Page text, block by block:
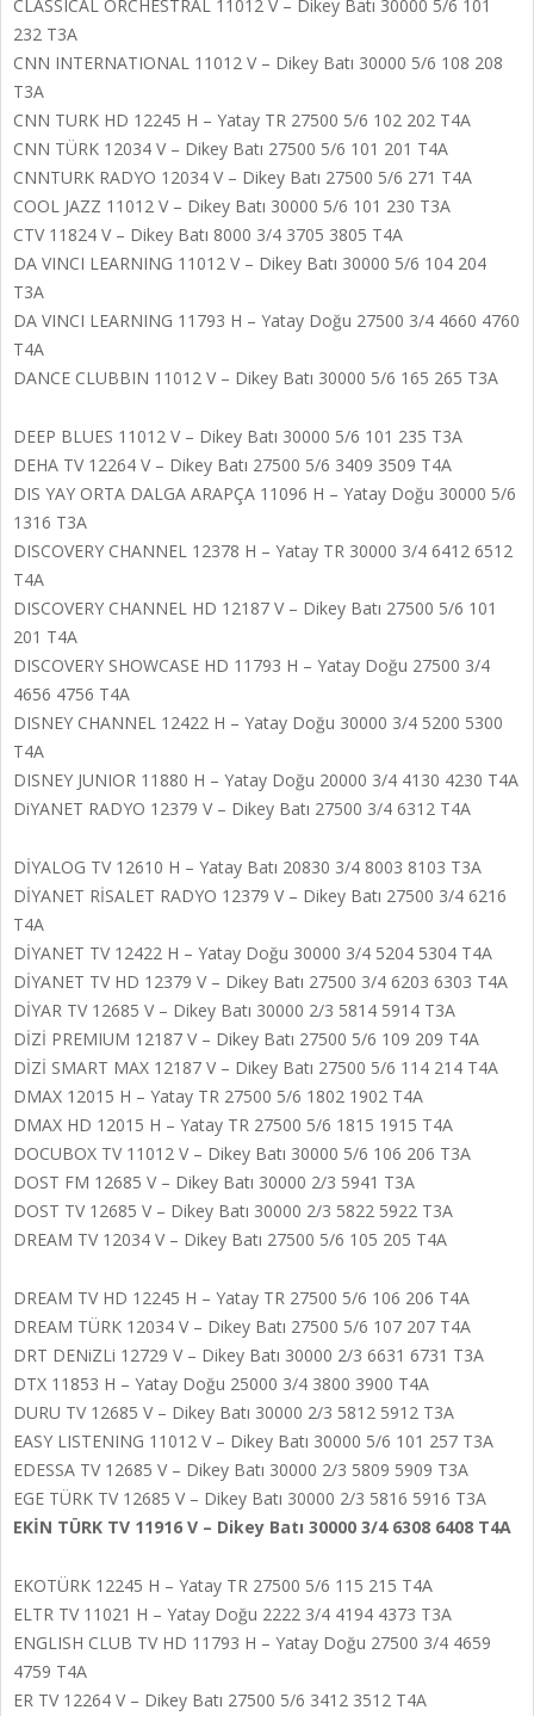
CLASSICAL ORCHESTRAL 11012 V – Dikey Batı 30000 5/6 101
232 T3A
CNN INTERNATIONAL 11012 V – Dikey Batı 30000 5/6 108 208
T3A
CNN TURK HD 12245 H – Yatay TR 27500 5/6 102 202 T4A
CNN TÜRK 12034 V – Dikey Batı 27500 5/6 101 201 T4A
CNNTURK RADYO 12034 V – Dikey Batı 27500 5/6 271 T4A
COOL JAZZ 11012 V – Dikey Batı 30000 5/6 101 230 T3A
CTV 11824 V – Dikey Batı 8000 3/4 3705 3805 T4A
DA VINCI LEARNING 11012 V – Dikey Batı 30000 5/6 104 204
T3A
DA VINCI LEARNING 11793 H – Yatay Doğu 27500 3/4 4660 4760
T4A
DANCE CLUBBIN 11012 V – Dikey Batı 30000 5/6 165 265 T3A
DEEP BLUES 11012 V – Dikey Batı 30000 5/6 101 235 T3A
DEHA TV 12264 V – Dikey Batı 27500 5/6 3409 3509 T4A
DIS YAY ORTA DALGA ARAPÇA 11096 H – Yatay Doğu 30000 5/6
1316 T3A
DISCOVERY CHANNEL 12378 H – Yatay TR 30000 3/4 6412 6512
T4A
DISCOVERY CHANNEL HD 12187 V – Dikey Batı 27500 5/6 101
201 T4A
DISCOVERY SHOWCASE HD 11793 H – Yatay Doğu 27500 3/4
4656 4756 T4A
DISNEY CHANNEL 12422 H – Yatay Doğu 30000 3/4 5200 5300
T4A
DISNEY JUNIOR 11880 H – Yatay Doğu 20000 3/4 4130 4230 T4A
DiYANET RADYO 12379 V – Dikey Batı 27500 3/4 6312 T4A
DİYALOG TV 12610 H – Yatay Batı 20830 3/4 8003 8103 T3A
DİYANET RİSALET RADYO 12379 V – Dikey Batı 27500 3/4 6216
T4A
DİYANET TV 12422 H – Yatay Doğu 30000 3/4 5204 5304 T4A
DİYANET TV HD 12379 V – Dikey Batı 27500 3/4 6203 6303 T4A
DİYAR TV 12685 V – Dikey Batı 30000 2/3 5814 5914 T3A
DİZİ PREMIUM 12187 V – Dikey Batı 27500 5/6 109 209 T4A
DİZİ SMART MAX 12187 V – Dikey Batı 27500 5/6 114 214 T4A
DMAX 12015 H – Yatay TR 27500 5/6 1802 1902 T4A
DMAX HD 12015 H – Yatay TR 27500 5/6 1815 1915 T4A
DOCUBOX TV 11012 V – Dikey Batı 30000 5/6 106 206 T3A
DOST FM 12685 V – Dikey Batı 30000 2/3 5941 T3A
DOST TV 12685 V – Dikey Batı 30000 2/3 5822 5922 T3A
DREAM TV 12034 V – Dikey Batı 27500 5/6 105 205 T4A
DREAM TV HD 12245 H – Yatay TR 27500 5/6 106 206 T4A
DREAM TÜRK 12034 V – Dikey Batı 27500 5/6 107 207 T4A
DRT DENiZLi 12729 V – Dikey Batı 30000 2/3 6631 6731 T3A
DTX 11853 H – Yatay Doğu 25000 3/4 3800 3900 T4A
DURU TV 12685 V – Dikey Batı 30000 2/3 5812 5912 T3A
EASY LISTENING 11012 V – Dikey Batı 30000 5/6 101 257 T3A
EDESSA TV 12685 V – Dikey Batı 30000 2/3 5809 5909 T3A
EGE TÜRK TV 12685 V – Dikey Batı 30000 2/3 5816 5916 T3A
EKİN TÜRK TV 11916 V – Dikey Batı 30000 3/4 6308 6408 T4A
EKOTÜRK 12245 H – Yatay TR 27500 5/6 115 215 T4A
ELTR TV 11021 H – Yatay Doğu 2222 3/4 4194 4373 T3A
ENGLISH CLUB TV HD 11793 H – Yatay Doğu 27500 3/4 4659
4759 T4A
ER TV 12264 V – Dikey Batı 27500 5/6 3412 3512 T4A